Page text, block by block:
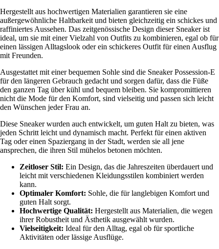
Hergestellt aus hochwertigen Materialien garantieren sie eine
außergewöhnliche Haltbarkeit und bieten gleichzeitig ein schickes und
raffiniertes Aussehen. Das zeitgenössische Design dieser Sneaker ist
ideal, um sie mit einer Vielzahl von Outfits zu kombinieren, egal ob für
einen lässigen Alltagslook oder ein schickeres Outfit für einen Ausflug
mit Freunden.
Ausgestattet mit einer bequemen Sohle sind die Sneaker Possession-E
für den längeren Gebrauch gedacht und sorgen dafür, dass die Füße
den ganzen Tag über kühl und bequem bleiben. Sie kompromittieren
nicht die Mode für den Komfort, sind vielseitig und passen sich leicht
den Wünschen jeder Frau an.
Diese Sneaker wurden auch entwickelt, um guten Halt zu bieten, was
jeden Schritt leicht und dynamisch macht. Perfekt für einen aktiven
Tag oder einen Spaziergang in der Stadt, werden sie all jene
ansprechen, die ihren Stil mühelos betonen möchten.
Zeitloser Stil: Ein Design, das die Jahreszeiten überdauert und
leicht mit verschiedenen Kleidungsstilen kombiniert werden
kann.
Optimaler Komfort: Sohle, die für langlebigen Komfort und
guten Halt sorgt.
Hochwertige Qualität: Hergestellt aus Materialien, die wegen
ihrer Robustheit und Ästhetik ausgewählt wurden.
Vielseitigkeit: Ideal für den Alltag, egal ob für sportliche
Aktivitäten oder lässige Ausflüge.